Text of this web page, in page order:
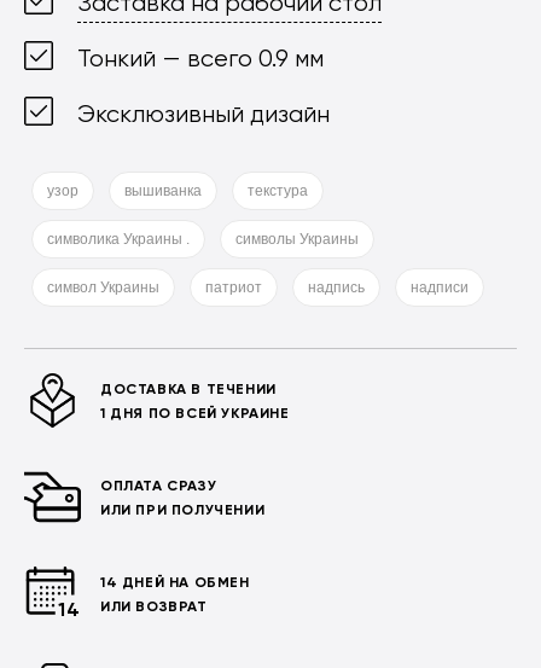
Тонкий — всего 0.9 мм
Эксклюзивный дизайн
узор вышиванка текстура
символика Украины . символы Украины
символ Украины патриот надпись надписи
ДОСТАВКА В ТЕЧЕНИИ
1 ДНЯ ПО ВСЕЙ УКРАИНЕ
ОПЛАТА СРАЗУ
ИЛИ ПРИ ПОЛУЧЕНИИ
14 ДНЕЙ НА ОБМЕН
ИЛИ ВОЗВРАТ